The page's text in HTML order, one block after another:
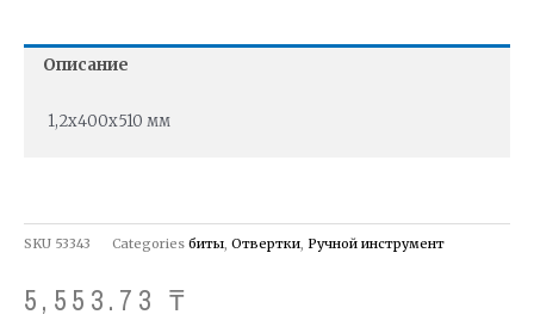
Описание
1,2х400х510 мм
SKU 53343 Categories биты, Отвертки, Ручной инструмент
5,553.73 ₸